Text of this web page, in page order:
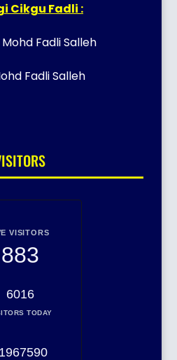
Cikgu Fadli :
Fadli Salleh
Fadli Salleh
VISITORS
883
6016
TODAY